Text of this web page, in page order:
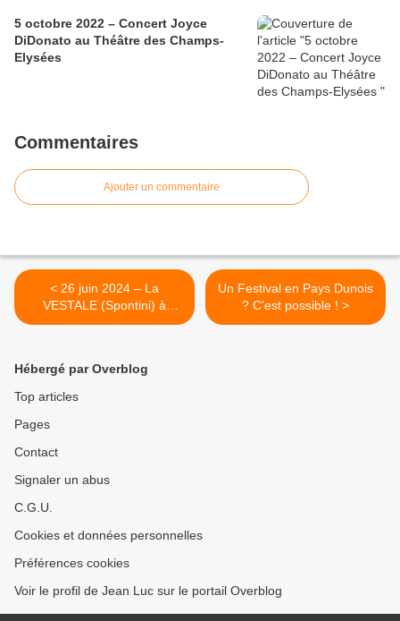
5 octobre 2022 – Concert Joyce
DiDonato au Théâtre des Champs-
Elysées
Commentaires
Ajouter un commentaire
< 26 juin 2024 – La
VESTALE (Spontini) à
l’Opéra national de PARIS
Un Festival en Pays Dunois
? C'est possible ! >
Hébergé par Overblog
Top articles
Pages
Contact
Signaler un abus
C.G.U.
Cookies et données personnelles
Préférences cookies
Voir le profil de Jean Luc sur le portail Overblog